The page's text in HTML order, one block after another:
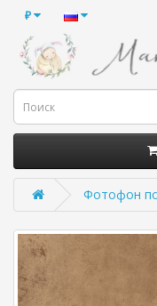
₽
Фотофон